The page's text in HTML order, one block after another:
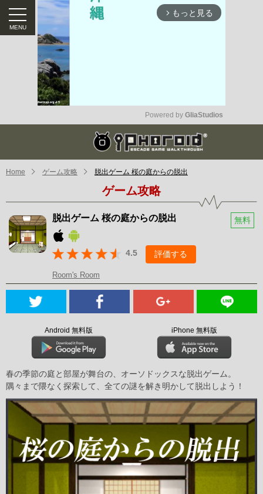
arrow_forward_ios もっと見る
Mute
Powered by GliaStudios
Home ゲーム攻略 脱出ゲーム 桜の庭からの脱出
ゲーム攻略
脱出ゲーム 桜の庭からの脱出 無料
4.5 評価する
Room's Room
Android 無料版 iPhone 無料版
春の季節の庭と部屋が舞台の、オーソドックスな脱出ゲーム。
隅々まで隈なく探索して、全ての謎を解き明かして脱出しよう！